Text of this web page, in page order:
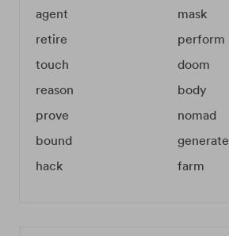
agent
mask
retire
perform
touch
doom
reason
body
prove
nomad
bound
generate
hack
farm